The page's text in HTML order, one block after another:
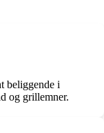
beliggende i
og grillemner.